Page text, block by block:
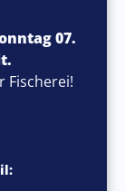
07.
Fischerei!